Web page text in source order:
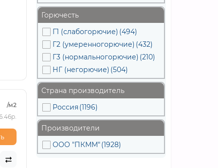
/м2
Горючесть
Г1 (слабогорючие) (494)
Г2 (умеренногорючие) (432)
Г3 (нормальногорючие) (210)
НГ (негорючие) (504)
Страна производитель
Россия (1196)
Производители
ООО "ПКММ"(1928)